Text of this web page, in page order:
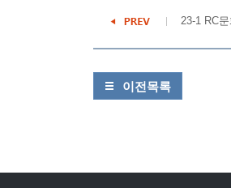
23-1 RC
이전목록